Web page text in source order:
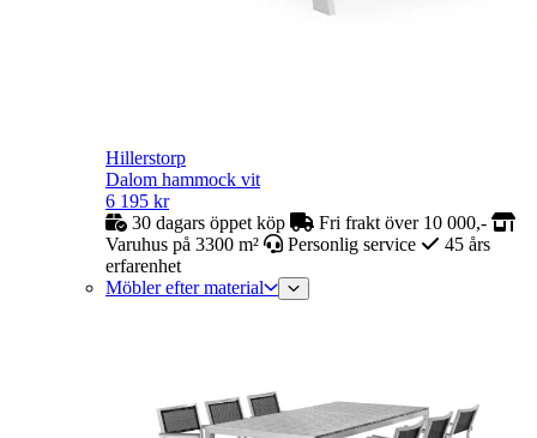
Hillerstorp
Dalom hammock vit
6 195 kr
30 dagars öppet köp
Fri frakt över 10 000,-
Varuhus på 3300 m²
Personlig service
45 års
erfarenhet
Möbler efter material